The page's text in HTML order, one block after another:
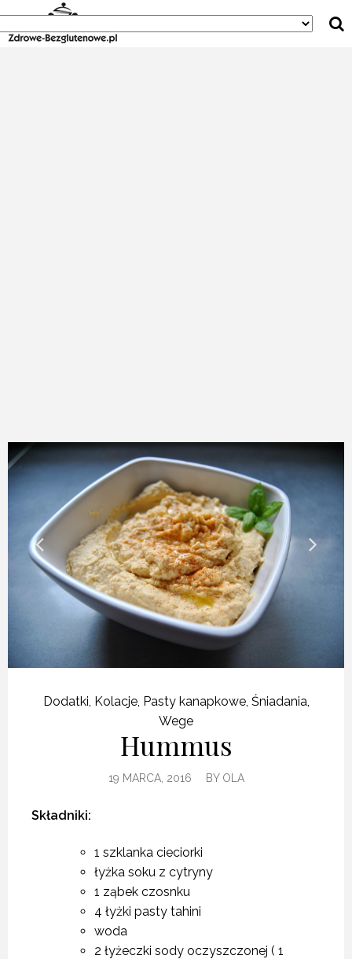
Dodatki, Kolacje, Pasty kanapkowe, Śniadania,
Wege
Hummus
19 MARCA, 2016 BY OLA
Składniki:
1 szklanka cieciorki
łyżka soku z cytryny
1 ząbek czosnku
4 łyżki pasty tahini
woda
2 łyżeczki sody oczyszczonej ( 1